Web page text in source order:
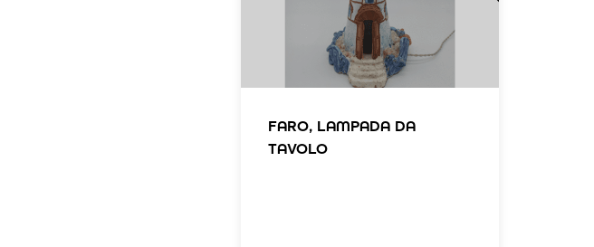
se vissuto in primavera e a fine
estate, fino ad autunno
inoltrato. È infatti proprio nella
pace e nel silenzio delle mezze
puro relax, tra la natura e tante
proposte di esperienze all’aria
FARO, LAMPADA DA
TAVOLO